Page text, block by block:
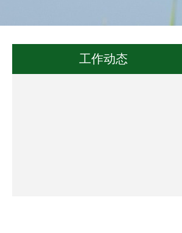
工作动态